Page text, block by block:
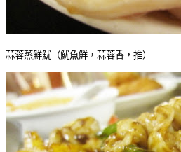
蒜蓉蒸鮮魷（魷魚鮮，蒜蓉香，推）